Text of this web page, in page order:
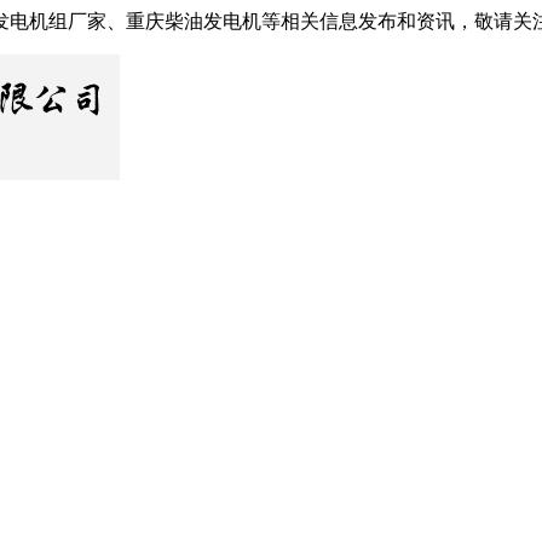
机组厂家、重庆柴油发电机等相关信息发布和资讯，敬请关